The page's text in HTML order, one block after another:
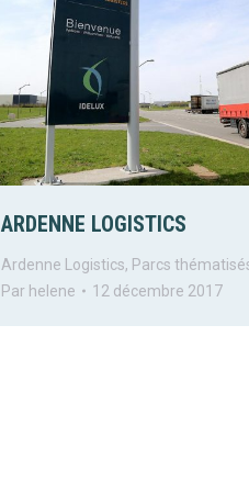
ARDENNE LOGISTICS
Ardenne Logistics, Parcs
Par helene 12 décembre 2017